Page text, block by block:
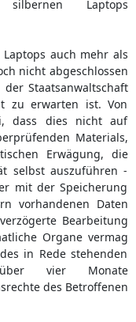
Laptops
auch mehr als
nicht abgeschlossen
Staatsanwaltschaft
zu erwarten ist. Von
dass dies nicht auf
Materials,
Erwägung, die
selbst auszuführen -
mit der Speicherung
vorhandenen Daten
Bearbeitung
Organe vermag
in Rede stehenden
vier Monate
des Betroffenen